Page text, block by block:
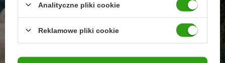
Promocje tylko dla
Nowości przed
Rezygnacja w każdej
Analityczne pliki cookie
Reklamowe pliki cookie